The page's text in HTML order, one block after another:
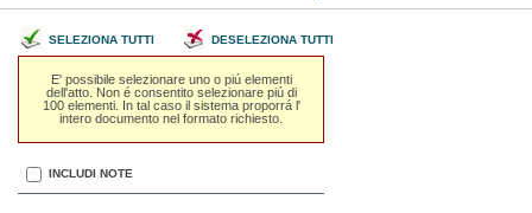
SELEZIONA TUTTI DESELEZIONA TUTTI
E' possibile selezionare uno o piú elementi
dell'atto. Non é consentito selezionare piú di
100 elementi. In tal caso il sistema proporrá l'
intero documento nel formato richiesto.
INCLUDI NOTE